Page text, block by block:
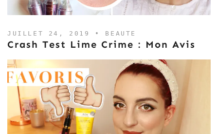
JUILLET 24, 2019 • BEAUTE
Crash Test Lime Crime : Mon Avis